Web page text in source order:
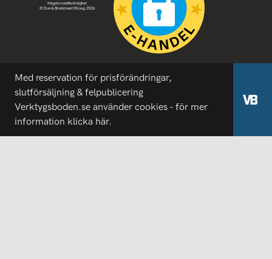
Med reservation för prisförändringar,
slutförsäljning & felpublicering
Verktygsboden.se använder cookies - för mer
information klicka här.